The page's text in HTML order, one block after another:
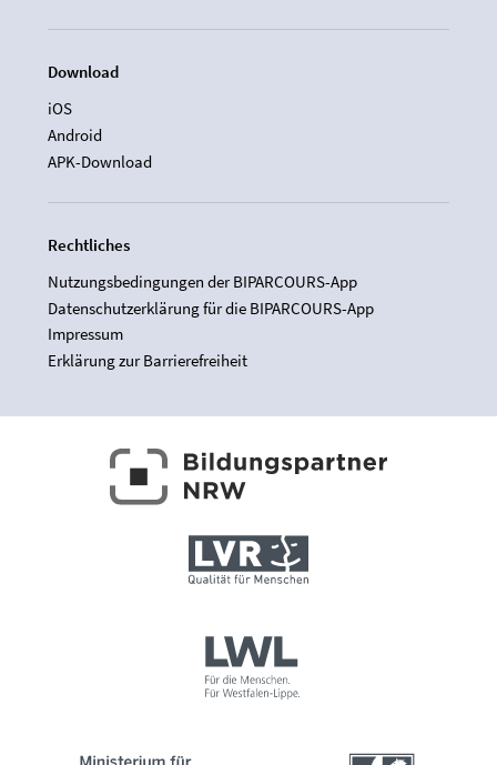
Download
iOS
Android
APK-Download
Rechtliches
Nutzungsbedingungen der BIPARCOURS-App
Datenschutzerklärung für die BIPARCOURS-App
Impressum
Erklärung zur Barrierefreiheit